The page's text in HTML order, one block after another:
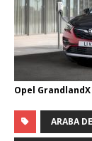
Opel GrandlandX
ARABA